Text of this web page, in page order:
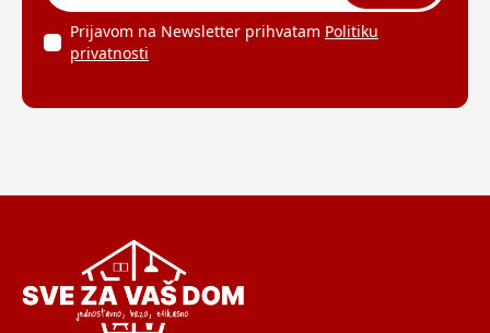
Prijavom na Newsletter prihvatam Politiku
privatnosti